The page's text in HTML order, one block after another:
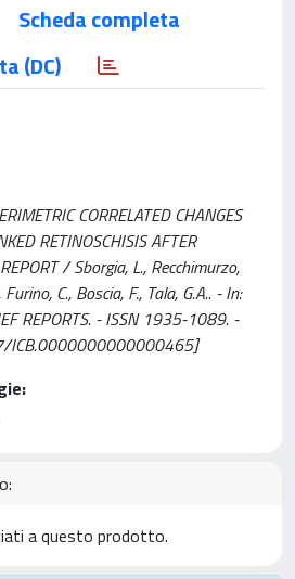
Scheda completa
(DC)
CORRELATED CHANGES
RETINOSCHISIS AFTER
/ Sborgia, L., Recchimurzo,
C., Boscia, F., Tala, G.A.. - In:
REPORTS. - ISSN 1935-1089. -
ICB.0000000000000465]
a questo prodotto.